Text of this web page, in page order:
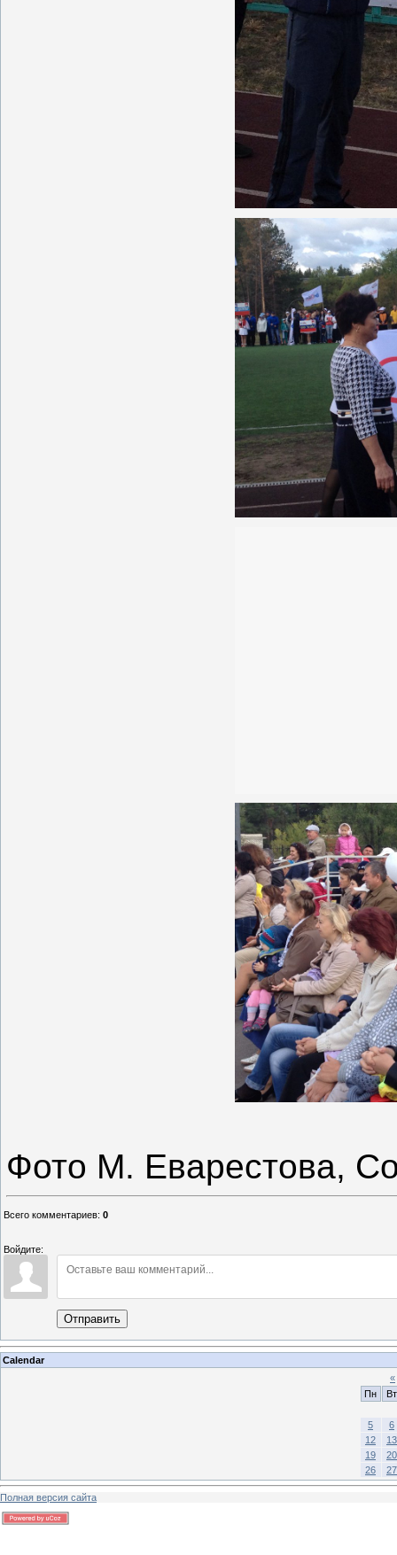
Фото М. Еварестова,
Всего комментариев: 0
Войдите:
Отправить
Calendar
«
Пн
Вт
5
6
12
13
19
20
26
27
Полная версия сайта